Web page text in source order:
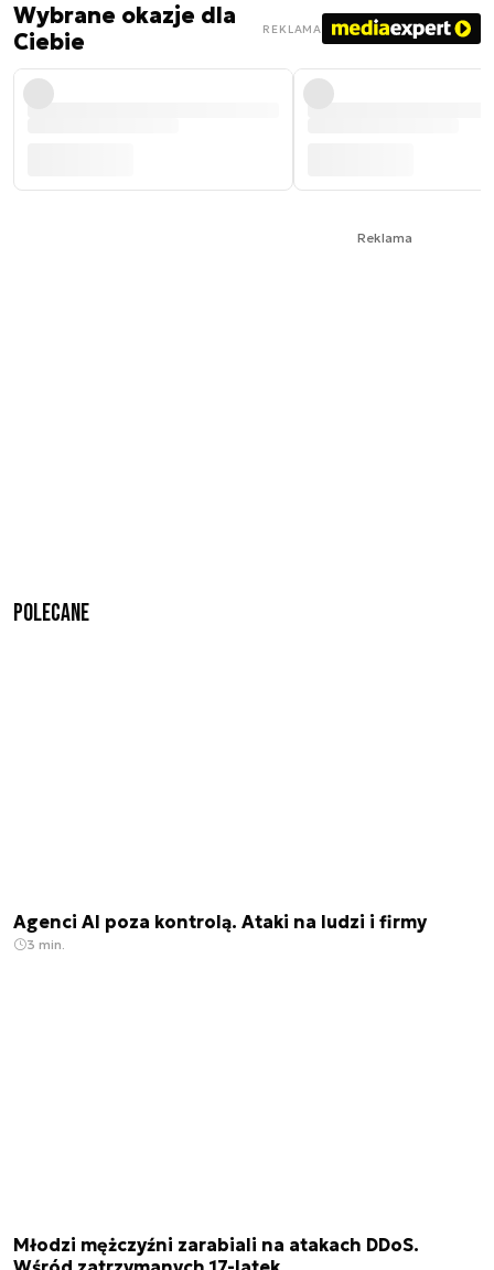
Wybrane okazje dla
Ciebie
REKLAMA
Reklama
Polecane
Agenci AI poza kontrolą. Ataki na ludzi i firmy
3 min.
Młodzi mężczyźni zarabiali na atakach DDoS.